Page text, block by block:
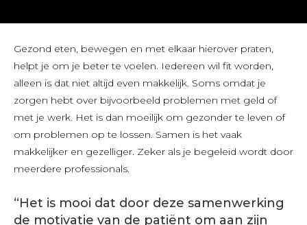
Gezond eten, bewegen en met elkaar hierover praten,
helpt je om je beter te voelen. Iedereen wil fit worden,
alleen is dat niet altijd even makkelijk. Soms omdat je
zorgen hebt over bijvoorbeeld problemen met geld of
met je werk. Het is dan moeilijk om gezonder te leven of
om problemen op te lossen. Samen is het vaak
makkelijker en gezelliger. Zeker als je begeleid wordt door
meerdere professionals.
“Het is mooi dat door deze samenwerking
de motivatie van de patiënt om aan zijn